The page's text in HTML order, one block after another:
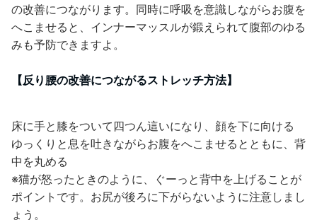
の改善につながります。同時に呼吸を意識しながらお腹を
へこませると、インナーマッスルが鍛えられて腹部のゆる
みも予防できますよ。
【反り腰の改善につながるストレッチ方法】
床に手と膝をついて四つん這いになり、顔を下に向ける
ゆっくりと息を吐きながらお腹をへこませるとともに、背
中を丸める
※猫が怒ったときのように、ぐーっと背中を上げることが
ポイントです。お尻が後ろに下がらないように注意しまし
ょう。